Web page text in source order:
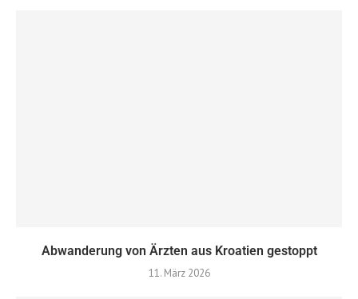
Abwanderung von Ärzten aus Kroatien gestoppt
11. März 2026